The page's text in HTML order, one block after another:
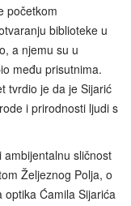
početkom
biblioteke u
a njemu su u
među prisutnima.
tvrdio je da je Sijarić
i prirodnosti ljudi s
ambijentalnu sličnost
Željeznog Polja, o
Ćamila Sijarića